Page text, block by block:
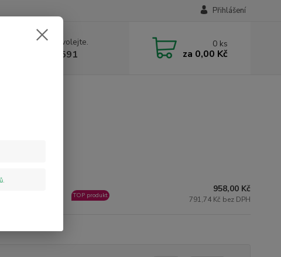
Přihlášení
Nevíte si rady? Zavolejte.
+420 731 199 591
0 ks
za 0,00 Kč
TOP produkt
958,00 Kč
791,74 Kč bez DPH
.